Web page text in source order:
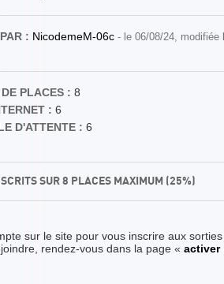
: NicodemeM-06c - le 06/08/24, modifiée
PLACES : 8
: 6
D'ATTENTE : 6
SUR 8 PLACES MAXIMUM (25%)
sur le site pour vous inscrire aux
rendez-vous dans la page « activer